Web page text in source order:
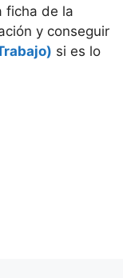
ficha de la
y conseguir
si es lo